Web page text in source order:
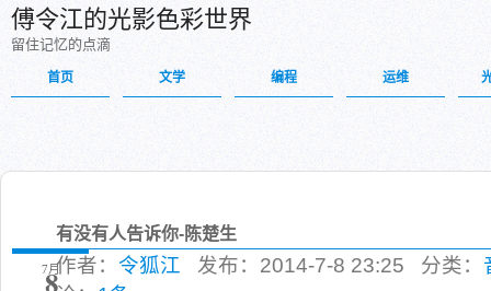
傅令江的光影色彩世界
留住记忆的点滴
首页 文学 编程 运维
7月
8
有没有人告诉你-陈楚生
作者： 令狐江 发布：2014-7-8 23:25 分类：